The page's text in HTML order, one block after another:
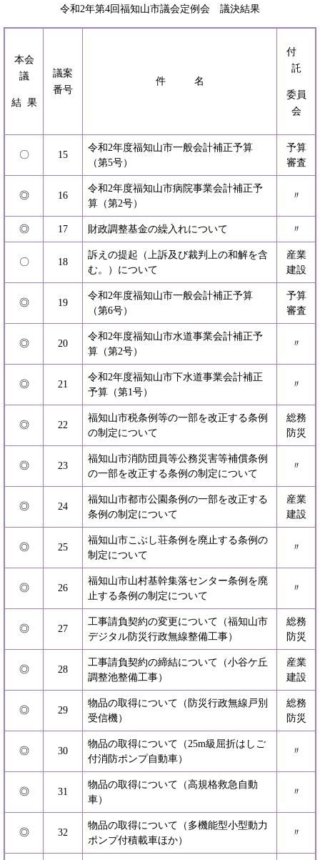
令和2年第4回福知山市議会定例会 議決結果
本会
議
結 果
議案
番号
件 名
付
託
委員
会
〇 15
令和2年度福知山市一般会計補正予算
（第5号）
予算
審査
◎ 16
令和2年度福知山市病院事業会計補正予
算（第2号）
〃
◎ 17 財政調整基金の繰入れについて 〃
〇 18
訴えの提起（上訴及び裁判上の和解を含
む。）について
産業
建設
◎ 19
令和2年度福知山市一般会計補正予算
（第6号）
予算
審査
◎ 20
令和2年度福知山市水道事業会計補正予
算（第2号）
〃
◎ 21
令和2年度福知山市下水道事業会計補正
予算（第1号）
〃
◎ 22
福知山市税条例等の一部を改正する条例
の制定について
総務
防災
◎ 23
福知山市消防団員等公務災害等補償条例
の一部を改正する条例の制定について
〃
◎ 24
福知山市都市公園条例の一部を改正する
条例の制定について
産業
建設
◎ 25
福知山市こぶし荘条例を廃止する条例の
制定について
〃
◎ 26
福知山市山村基幹集落センター条例を廃
止する条例の制定について
〃
◎ 27
工事請負契約の変更について（福知山市
デジタル防災行政無線整備工事）
総務
防災
◎ 28
工事請負契約の締結について（小谷ケ丘
調整池整備工事）
産業
建設
◎ 29
物品の取得について（防災行政無線戸別
受信機）
総務
防災
◎ 30
物品の取得について（25m級屈折はしご
付消防ポンプ自動車）
〃
◎ 31
物品の取得について（高規格救急自動
車）
〃
◎ 32
物品の取得について（多機能型小型動力
ポンプ付積載車ほか）
〃